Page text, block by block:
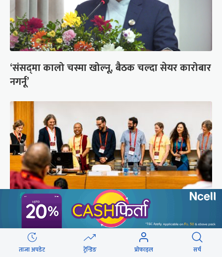
‘संसद्‍मा कालो चस्मा खोल्नू, बैठक चल्दा सेयर कारोबार
नगर्नू’
सुरक्षा रिपोर्ट : प्राज्ञिक आवरणमा तिब्बत पक्षीय भाष्य
निर्माणको योजना
ताजा अपडेट ट्रेन्डिङ प्रोफाइल सर्च